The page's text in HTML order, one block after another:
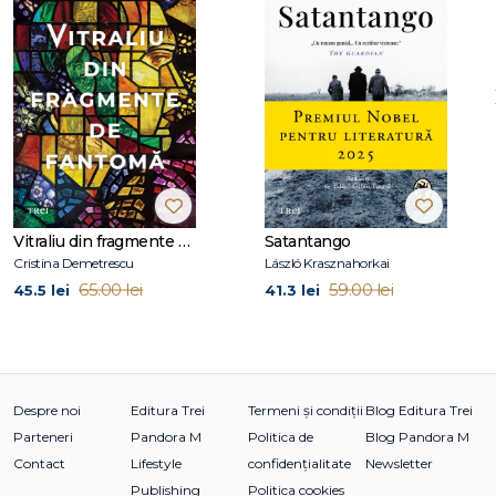
Reacher:Merită să mori Școala de noapte,61 de ore,
Convinge-mă!,Ghinioane și încurcături,Personal,
Să nu te întorci niciodată!
Filiera de la miezul nopții
Vitraliu din fragmente de fantomă
Cristina Demetrescu
45.5 lei 65.00 lei
Satantango
László Krasznahorkai
41.3 lei 59.00 lei
Despre noi
Parteneri
Contact
Editura Trei
Pandora M
Lifestyle
Publishing
Termeni și condiții
Politica de
confidențialitate
Politica cookies
Blog Editura Trei
Blog Pandora M
Newsletter